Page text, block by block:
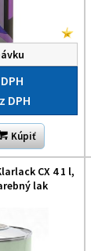
DPH
Kúpiť
CX 4 1 l,
lak